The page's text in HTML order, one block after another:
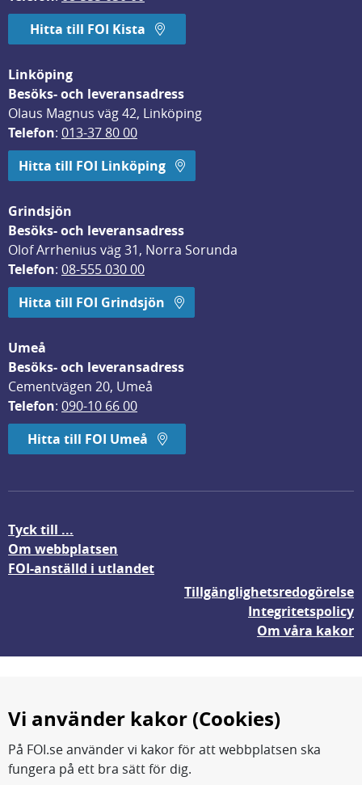
Hitta till FOI Kista
Linköping
Besöks- och leveransadress
Olaus Magnus väg 42, Linköping
Telefon: 013-37 80 00
Hitta till FOI Linköping
Grindsjön
Besöks- och leveransadress
Olof Arrhenius väg 31, Norra Sorunda
Telefon: 08-555 030 00
Hitta till FOI Grindsjön
Umeå
Besöks- och leveransadress
Cementvägen 20, Umeå
Telefon: 090-10 66 00
Hitta till FOI Umeå
Tyck till ...
Om webbplatsen
FOI-anställd i utlandet
Tillgänglighetsredogörelse
Integritetspolicy
Om våra kakor
Vi använder kakor (Cookies)
På FOI.se använder vi kakor för att webbplatsen ska
fungera på ett bra sätt för dig.